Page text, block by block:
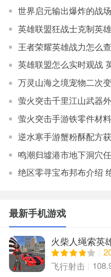
王者荣耀英雄战力怎么
英雄联盟怎么实时观战
绝区零寻宝布邦布介绍
最新手机游戏
火柴人绳索英
飞行射击